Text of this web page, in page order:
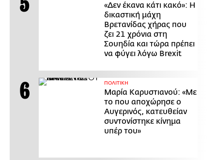
«Δεν έκανα κάτι κακό»: Η
δικαστική μάχη
Βρετανίδας χήρας που
ζει 21 χρόνια στη
Σουηδία και τώρα πρέπει
να φύγει λόγω Brexit
ΠΟΛΙΤΙΚΗ
Μαρία Καρυστιανού: «Με
το που αποχώρησε ο
Αυγερινός, κατευθείαν
συντονίστηκε κίνημα
υπέρ του»